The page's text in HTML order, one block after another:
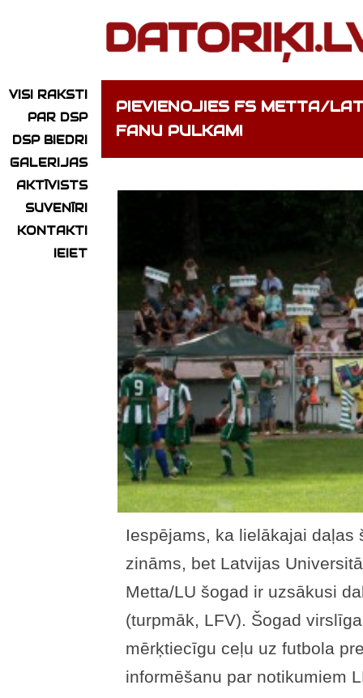
VISI RAKSTI
PAR DSP
DSP BIEDRI
GALERIJAS
AKTĪVISTS
SUVENĪRI
KONTAKTI
IEIET
PIEVIENOJIES FS METTA/
FANU PULKAM!
Iespējams, ka lielākajai
zināms, bet Latvijas
Metta/LU šogad ir uzsākusi
(turpmāk, LFV). Šogad
mērķtiecīgu ceļu uz futbola
informēšanu par notikumiem